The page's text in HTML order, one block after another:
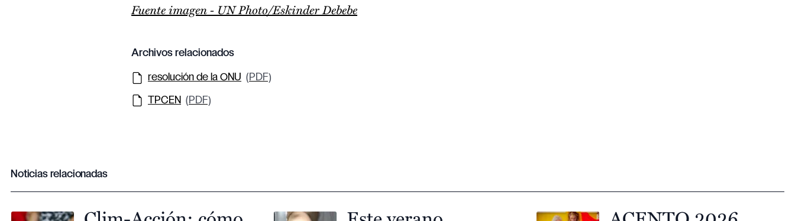
Fuente imagen - UN Photo/Eskinder Debebe
Archivos relacionados
resolución de la ONU (PDF)
TPCEN (PDF)
Noticias relacionadas